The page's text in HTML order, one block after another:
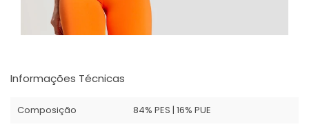
Informações Técnicas
Composição
84% PES | 16% PUE